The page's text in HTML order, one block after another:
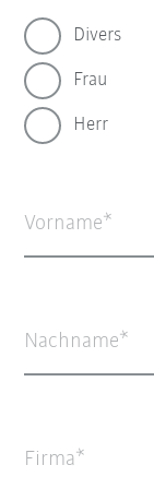
Divers
Frau
Herr
Vorname
Nachname
Firma